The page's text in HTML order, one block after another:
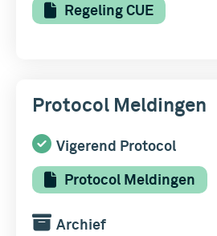
Regeling CUE
Protocol Meldingen
Vigerend Protocol
Protocol Meldingen
Archief